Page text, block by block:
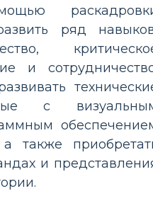
ряд
и
с
также
и